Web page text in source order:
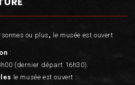
ou plus, le musée est ouvert
:
(dernier départ 16h30).
le musée est ouvert :